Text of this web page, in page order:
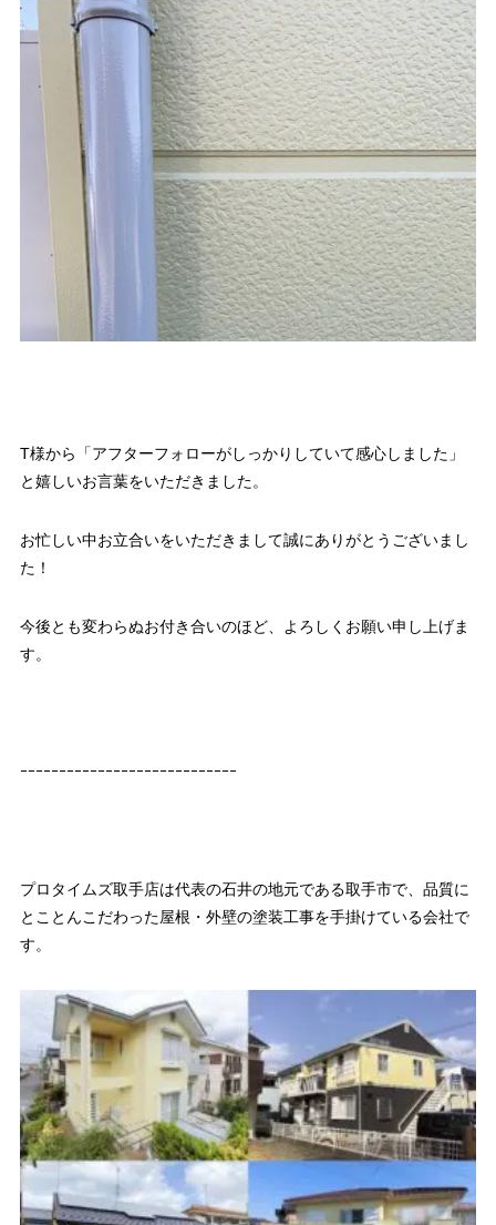
T様から「アフターフォローがしっかりしていて感心しました」
と嬉しいお言葉をいただきました。
お忙しい中お立合いをいただきまして誠にありがとうございまし
た！
今後とも変わらぬお付き合いのほど、よろしくお願い申し上げま
す。
ｰｰｰｰｰｰｰｰｰｰｰｰｰｰｰｰｰｰｰｰｰｰｰｰｰｰｰｰ
プロタイムズ取手店は代表の石井の地元である取手市で、品質に
とことんこだわった屋根・外壁の塗装工事を手掛けている会社で
す。